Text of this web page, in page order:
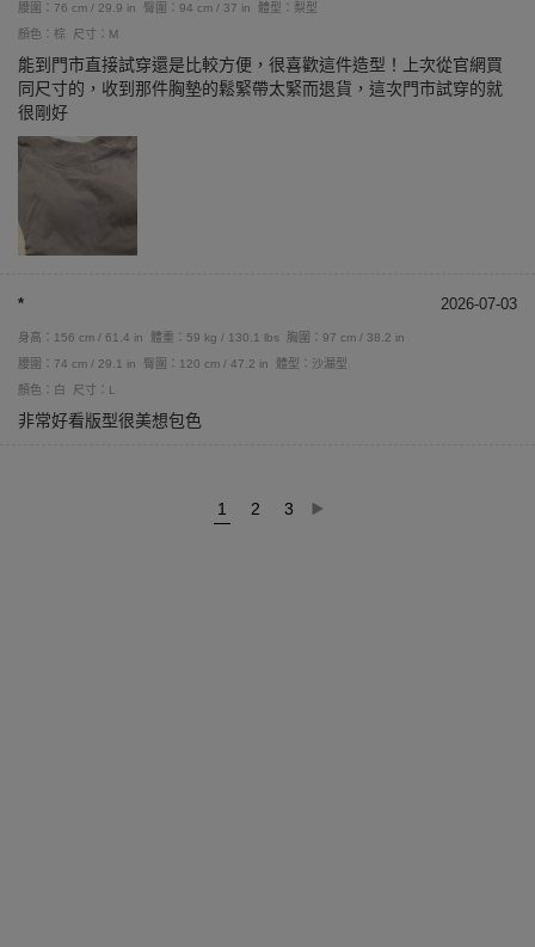
腰圍：76 cm / 29.9 in
臀圍：94 cm / 37 in
體型：梨型
顏色：棕
尺寸：M
能到門市直接試穿還是比較方便，很喜歡這件造型！上次從官網買
同尺寸的，收到那件胸墊的鬆緊帶太緊而退貨，這次門市試穿的就
很剛好
* 2026-07-03
身高：156 cm / 61.4 in 體重：59 kg / 130.1 lbs
胸圍：97 cm / 38.2 in
腰圍：74 cm / 29.1 in
臀圍：120 cm / 47.2 in
體型：沙漏型
顏色：白
尺寸：L
非常好看版型很美想包色
1 2 3